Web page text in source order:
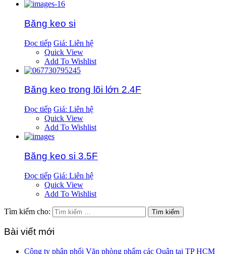
Băng keo si
Đọc tiếp Giá: Liên hệ
Quick View
Add To Wishlist
Băng keo trong lõi lớn 2.4F
Đọc tiếp Giá: Liên hệ
Quick View
Add To Wishlist
Băng keo si 3.5F
Đọc tiếp Giá: Liên hệ
Quick View
Add To Wishlist
Tìm kiếm cho:
Bài viết mới
Công ty phân phối Văn phòng phẩm các Quận tại TP HCM